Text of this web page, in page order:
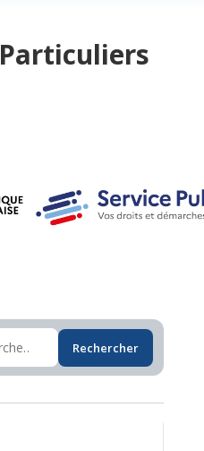
Particuliers
Rechercher